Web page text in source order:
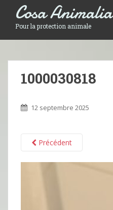
Cosa Animalia
Pour la protection animale
1000030818
12 septembre 2025
Précédent